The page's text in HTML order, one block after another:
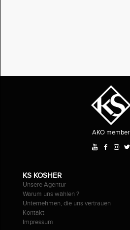
AKO member
KS KOSHER
Unsere Agentur
Warum uns wählen ?
Unternehmen, die uns vertrauen
Kontakt
Impressum